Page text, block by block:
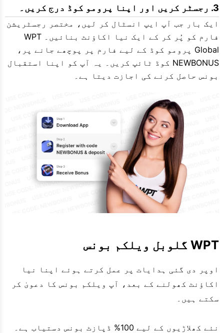
رجسٹر کریں اور اپنا پرومو کوڈ درج کریں۔
ایک بار جب آپ ایپ انسٹال کر لیں، مختصر رجسٹریشن
فارم کو پُر کر کے ایک نیا اکاؤنٹ بنائیں۔ WPT
Global پرومو کوڈ کے لیے فارم پر پوچھے جانے پر،
NEWBONUS کوڈ ٹائپ کریں۔ یہ آپ کو اپنا استقبال
بونس حاصل کرنے کی اجازت دیتا ہے۔
WPT گلوبل ویلکم بونس
اوپر دی گئی ہدایات پر عمل کرتے ہوئے اپنا نیا
اکاؤنٹ کھولنے کے بعد، آپ ویلکم بونس کا دعویٰ کر
سکتے ہیں۔
نئے کھلاڑیوں کے لیے 100% ڈپازٹ بونس دستیاب ہے۔